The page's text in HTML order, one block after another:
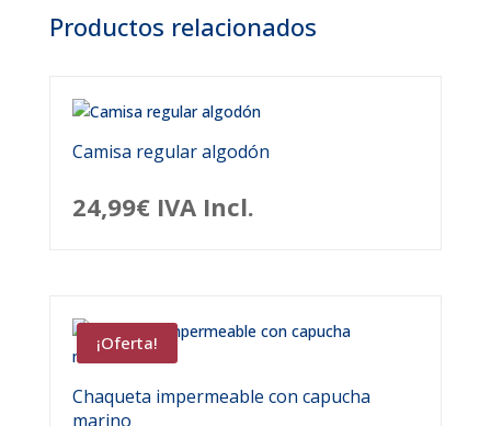
Productos relacionados
Camisa regular algodón
24,99€ IVA Incl.
¡Oferta!
Chaqueta impermeable con capucha
marino